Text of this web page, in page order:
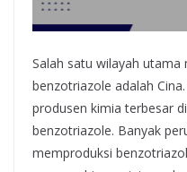
Salah satu wilayah
benzotriazole adalah
produsen kimia terbesar
benzotriazole. Banyak
memproduksi